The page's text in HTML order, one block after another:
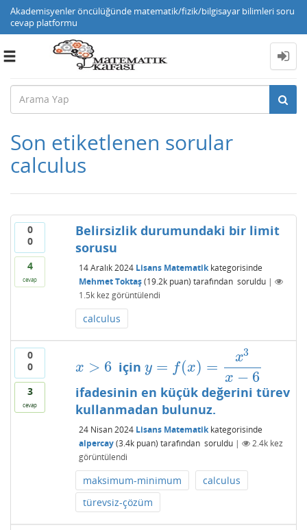
Akademisyenler öncülüğünde matematik/fizik/bilgisayar bilimleri soru
cevap platformu
Toggle
Son etiketlenen sorular
calculus
0
0
4
cevap
Belirsizlik durumundaki bir limit
sorusu
14 Aralık 2024 Lisans Matematikkategorisinde
Mehmet Toktaş (19.2kpuan) tarafından soruldu |
1.5kkez görüntülendi
calculus
0
0
3
cevap
x > 6
x> 6 için y = f(x) =
x3
x − 6
y=f(x =x3x−6
ifadesinin en küçük değerini türev
kullanmadan bulunuz.
24 Nisan 2024 Lisans Matematikkategorisinde
alpercay (3.4kpuan) tarafından soruldu | 2.4kkez
görüntülendi
maksimum-minimum
calculus
türevsiz-çözüm